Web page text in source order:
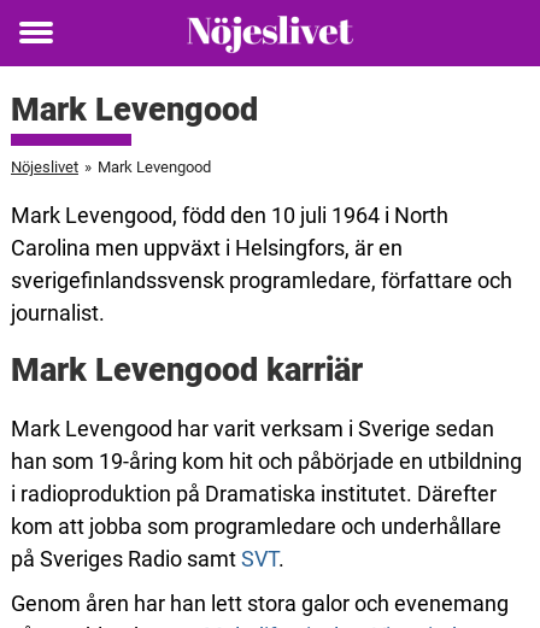
Toggle
Mark Levengood
Nöjeslivet » Mark Levengood
Mark Levengood, född den 10 juli 1964 i North
Carolina men uppväxt i Helsingfors, är en
sverigefinlandssvensk programledare, författare och
journalist.
Mark Levengood karriär
Mark Levengood har varit verksam i Sverige sedan
han som 19-åring kom hit och påbörjade en utbildning
i radioproduktion på Dramatiska institutet. Därefter
kom att jobba som programledare och underhållare
på Sveriges Radio samtSVT.
Genom åren har han lett stora galor och evenemang